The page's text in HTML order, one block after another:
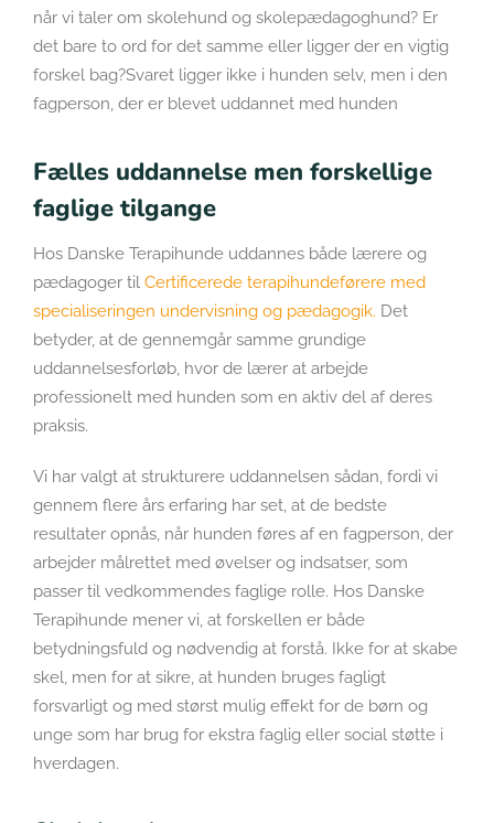
når vi taler om skolehund og skolepædagoghund? Er
det bare to ord for det samme eller ligger der en vigtig
forskel bag?Svaret ligger ikke i hunden selv, men i den
fagperson, der er blevet uddannet med hunden
Fælles uddannelse men forskellige
faglige tilgange
Hos Danske Terapihunde uddannes både lærere og
pædagoger til Certificerede terapihundeførere med
specialiseringen undervisning og pædagogik. Det
betyder, at de gennemgår samme grundige
uddannelsesforløb, hvor de lærer at arbejde
professionelt med hunden som en aktiv del af deres
praksis.
Vi har valgt at strukturere uddannelsen sådan, fordi vi
gennem flere års erfaring har set, at de bedste
resultater opnås, når hunden føres af en fagperson, der
arbejder målrettet med øvelser og indsatser, som
passer til vedkommendes faglige rolle. Hos Danske
Terapihunde mener vi, at forskellen er både
betydningsfuld og nødvendig at forstå. Ikke for at skabe
skel, men for at sikre, at hunden bruges fagligt
forsvarligt og med størst mulig effekt for de børn og
unge som har brug for ekstra faglig eller social støtte i
hverdagen.